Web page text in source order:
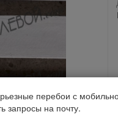
перебои с
запросы на почту.